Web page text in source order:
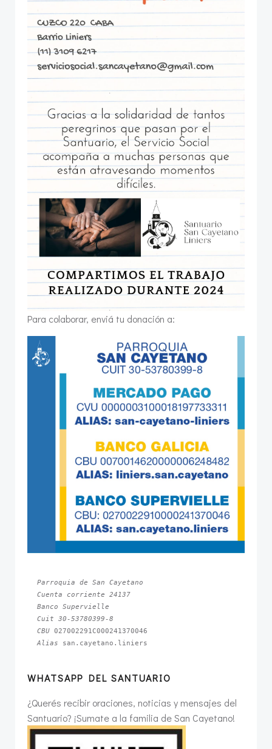
Para colaborar, enviá tu donación a:
Parroquia de San Cayetano
Cuenta corriente 24137
Banco Supervielle
Cuit 30-53780399-8
CBU
Alias san.cayetano.liniers
WHATSAPP DEL SANTUARIO
¿Querés recibir oraciones, noticias y mensajes del
Santuario? ¡Sumate a la familia de San Cayetano!